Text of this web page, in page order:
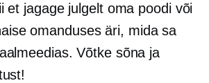
et jagage julgelt oma poodi või
omandusesäri, mida sa
Võtke sõna ja